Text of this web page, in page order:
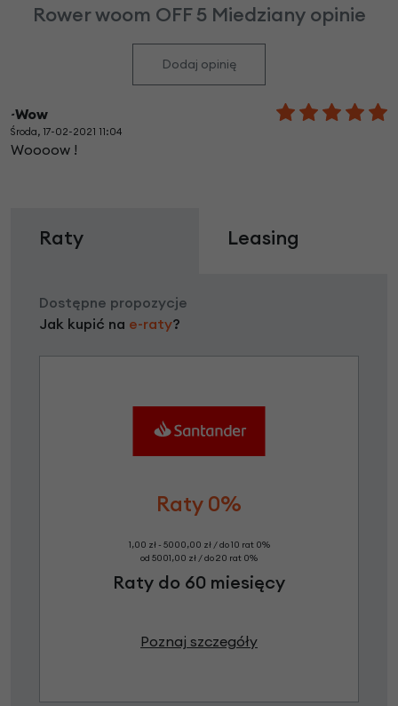
Rower woom OFF 5 Miedziany opinie
Dodaj opinię
~Wow
Środa, 17-02-2021 11:04
Woooow !
Raty Leasing
Dostępne propozycje
Jak kupić na e-raty?
Raty 0%
1,00 zł - 5000,00 zł / do 10 rat 0%
od 5001,00 zł / do 20 rat 0%
Raty do 60 miesięcy
Poznaj szczegóły